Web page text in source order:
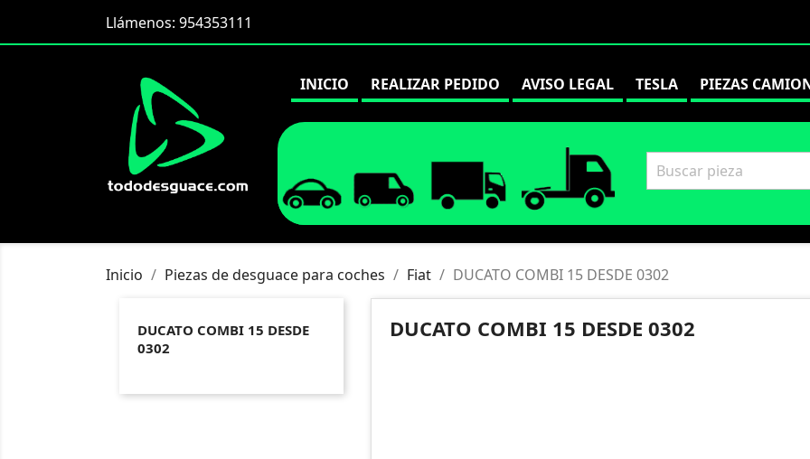
Llámenos: 954353111
INICIO REALIZAR PEDIDO AVISO LEGAL TESLA PIEZAS
Inicio Piezas de desguace para coches Fiat DUCATO COMBI 15 DESDE 0302
DUCATO COMBI 15 DESDE
0302
DUCATO COMBI 15 DESDE 0302